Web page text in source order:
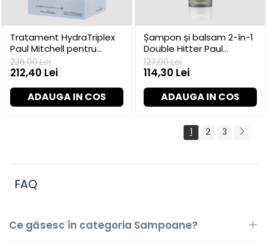
Tratament HydraTriplex
Paul Mitchell pentru
hidratare, 4 x 10 ml
236,00 Lei
212,40 Lei
ADAUGA IN COS
Șampon și balsam 2-în-1
Double Hitter Paul
Mitchell, 250 ml
127,00 Lei
114,30 Lei
ADAUGA IN COS
1 2 3
FAQ
Ce găsesc în categoria Sampoane?